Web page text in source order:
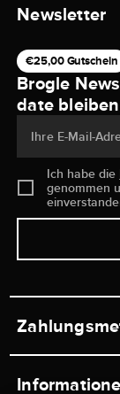
Newsletter
€25,00 Gutschein
Brogle
date
Ihre E-Mail-
Ich habe die
genommen